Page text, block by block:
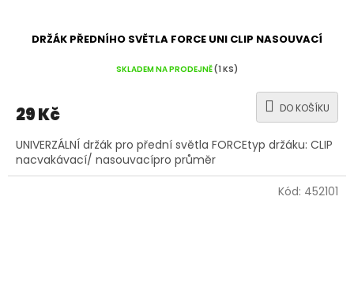
DRŽÁK PŘEDNÍHO SVĚTLA FORCE UNI CLIP NASOUVACÍ
SKLADEM NA PRODEJNĚ(1 KS)
29 Kč DO KOŠÍKU
UNIVERZÁLNÍ držák pro přední světla FORCEtyp držáku: CLIP
nacvakávací/ nasouvacípro průměr
Kód: 452101